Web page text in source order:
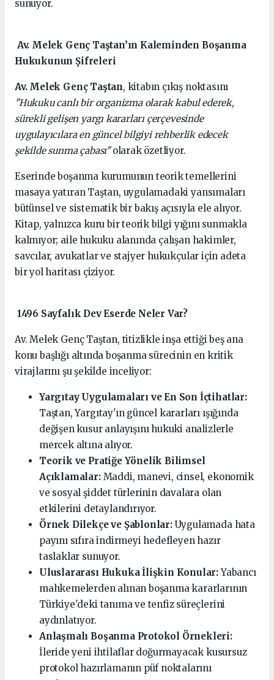
sunuyor.
Av. Melek Genç Taştan’ın Kaleminden Boşanma
Hukukunun Şifreleri
Av. Melek Genç Taştan, kitabın çıkış noktasını
"Hukuku canlı bir organizma olarak kabul ederek,
sürekli gelişen yargı kararları çerçevesinde
uygulayıcılara en güncel bilgiyi rehberlik edecek
şekilde sunma çabası"olarak özetliyor.
Eserinde boşanma kurumunun teorik temellerini
masaya yatıran Taştan, uygulamadaki yansımaları
bütünsel ve sistematik bir bakış açısıyla ele alıyor.
Kitap, yalnızca kuru bir teorik bilgi yığını sunmakla
kalmıyor; aile hukuku alanında çalışan hakimler,
savcılar, avukatlar ve stajyer hukukçular için adeta
bir yol haritası çiziyor.
1496 Sayfalık Dev Eserde Neler Var?
Av. Melek Genç Taştan, titizlikle inşa ettiği beş ana
konu başlığı altında boşanma sürecinin en kritik
virajlarını şu şekilde inceliyor:
Yargıtay Uygulamaları ve En Son İçtihatlar:
Taştan, Yargıtay'ın güncel kararları ışığında
değişen kusur anlayışını hukuki analizlerle
mercek altına alıyor.
Teorik ve Pratiğe Yönelik Bilimsel
Açıklamalar:Maddi, manevi, cinsel, ekonomik
ve sosyal şiddet türlerinin davalara olan
etkilerini detaylandırıyor.
Örnek Dilekçe ve Şablonlar:Uygulamada hata
payını sıfıra indirmeyi hedefleyen hazır
taslaklar sunuyor.
Uluslararası Hukuka İlişkin Konular:Yabancı
mahkemelerden alınan boşanma kararlarının
Türkiye'deki tanıma ve tenfiz süreçlerini
aydınlatıyor.
Anlaşmalı Boşanma Protokol Örnekleri:
İleride yeni ihtilaflar doğurmayacak kusursuz
protokol hazırlamanın püf noktalarını